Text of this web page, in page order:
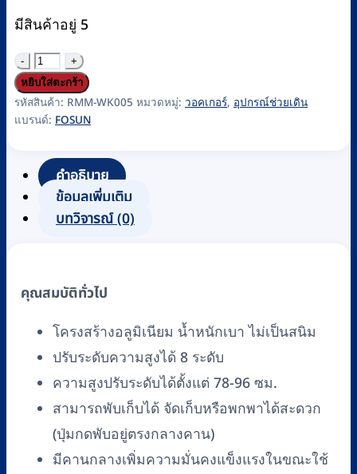
มีสินค้าอยู่ 5
จำนวน
วอ
ค
เก
มิ
เนียม
แบบ
ได้
FOSUN
รุ่น
FS919L
ทอง
ชิ้น
หยิบใส่ตะกร้า
รหัสสินค้า: RMM-WK005 หมวดหมู่: วอคเกอร์, อุปกรณ์ช่วยเดิน
แบรนด์: FOSUN
คำอธิบาย
ข้อมูลเพิ่มเติม
บทวิจารณ์ (0)
คุณสมบัติทั่วไป
โครงสร้างอลูมิเนียม น้ำหนักเบา ไม่เป็นสนิม
ปรับระดับความสูงได้ 8 ระดับ
ความสูงปรับระดับได้ตั้งแต่ 78-96 ซม.
สามารถพับเก็บได้ จัดเก็บหรือพกพาได้สะดวก
(ปุ่มกดพับอยู่ตรงกลางคาน)
มีคานกลางเพิ่มความมั่นคงแข็งแรงในขณะใช้